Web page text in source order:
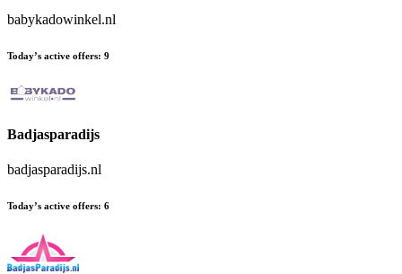
babykadowinkel.nl
Today’s active offers: 9
Badjasparadijs
badjasparadijs.nl
Today’s active offers: 6